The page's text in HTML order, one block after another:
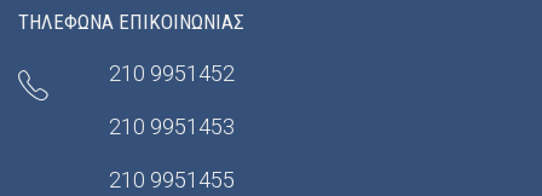
ΤΗΛΕΦΩΝΑ ΕΠΙΚΟΙΝΩΝΙΑΣ
210 9951452
210 9951453
210 9951455